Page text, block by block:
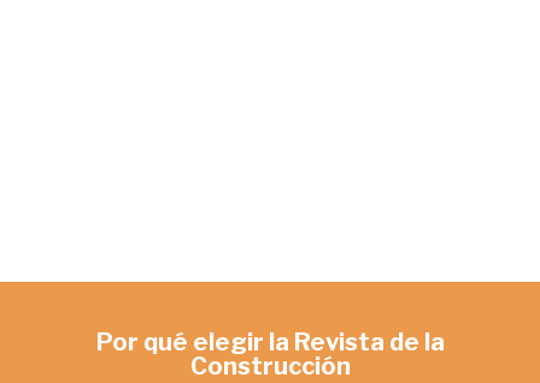
Por qué elegir la Revista de la
Construcción